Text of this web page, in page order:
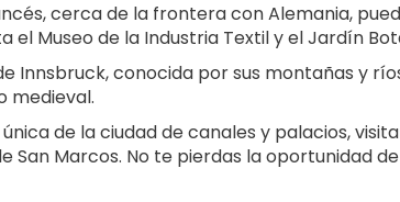
cerca de la frontera con Alemania,
Museo de la Industria Textil y el Jardín
Innsbruck, conocida por sus montañas y
medieval.
de la ciudad de canales y palacios,
San Marcos. No te pierdas la oportunidad